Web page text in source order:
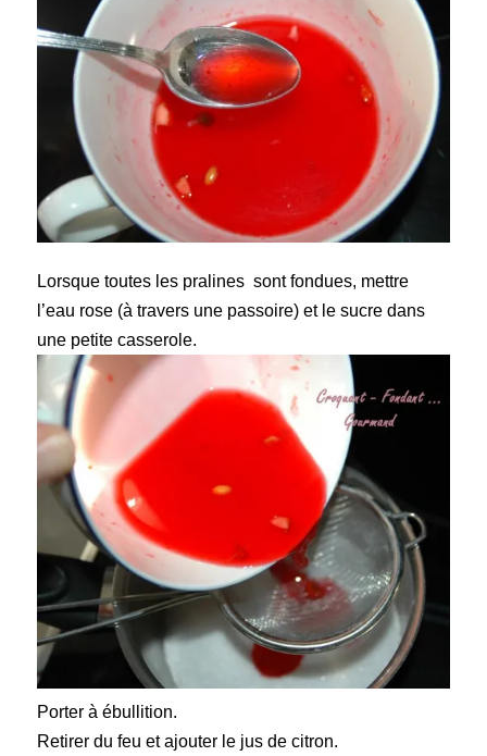
Lorsque toutes les pralines sont fondues, mettre
l’eau rose (à travers une passoire) et le sucre dans
une petite casserole.
Porter à ébullition.
Retirer du feu et ajouter le jus de citron.